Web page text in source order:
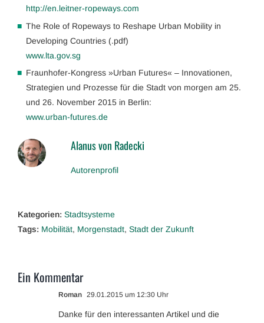
http://en.leitner-ropeways.com
The Role of Ropeways to Reshape Urban Mobility in
Developing Countries (.pdf)
www.lta.gov.sg
Fraunhofer-Kongress »Urban Futures« – Innovationen,
Strategien und Prozesse für die Stadt von morgen am 25.
und 26. November 2015 in Berlin:
www.urban-futures.de
Alanus von Radecki
Autorenprofil
Kategorien: Stadtsysteme
Tags: Mobilität, Morgenstadt, Stadt der Zukunft
Ein Kommentar
Roman 29.01.2015 um 12:30 Uhr
Danke für den interessanten Artikel und die